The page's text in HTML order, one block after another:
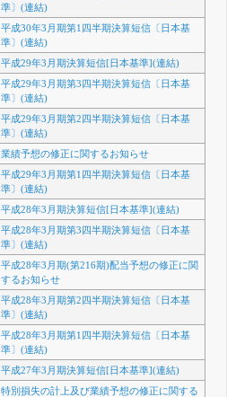
準〕(連結)
平成30年3月期第1四半期決算短信〔日本基
準〕(連結)
平成29年3月期決算短信[日本基準](連結)
平成29年3月期第3四半期決算短信〔日本基
準〕(連結)
平成29年3月期第2四半期決算短信〔日本基
準〕(連結)
業績予想の修正に関するお知らせ
平成29年3月期第1四半期決算短信〔日本基
準〕(連結)
平成28年3月期決算短信[日本基準](連結)
平成28年3月期第3四半期決算短信〔日本基
準〕(連結)
平成28年3月期(第216期)配当予想の修正に関
するお知らせ
平成28年3月期第2四半期決算短信〔日本基
準〕(連結)
平成28年3月期第1四半期決算短信〔日本基
準〕(連結)
平成27年3月期決算短信[日本基準](連結)
特別損失の計上及び業績予想の修正に関する